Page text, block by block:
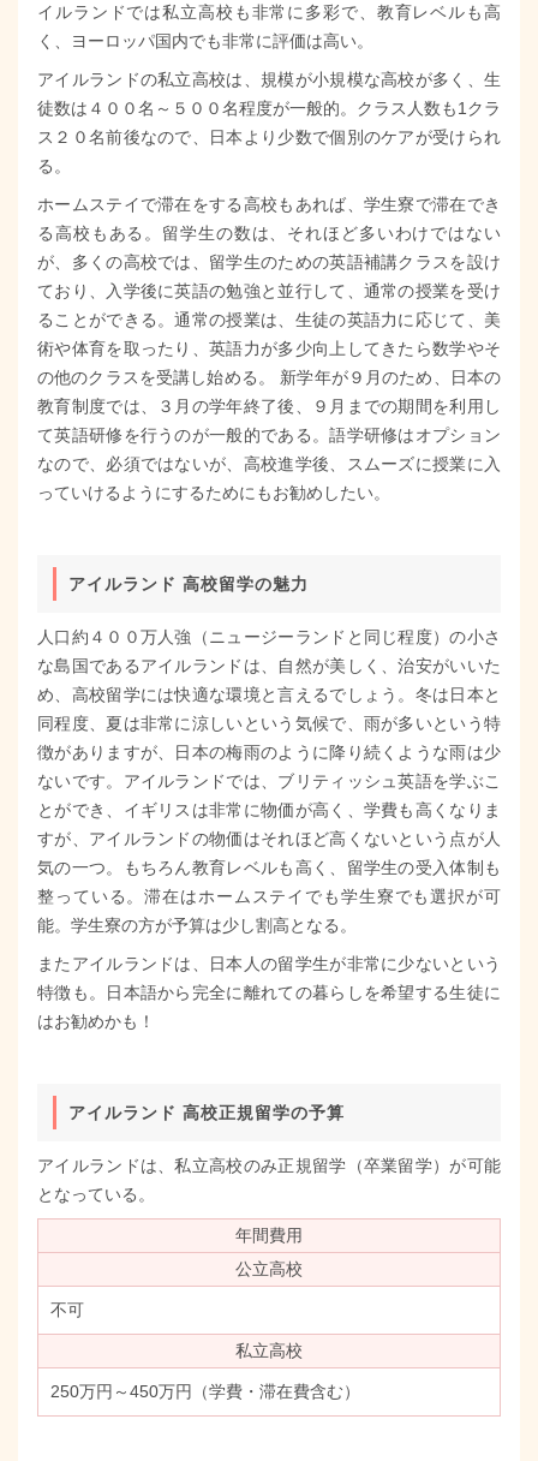
イルランドでは私立高校も非常に多彩で、教育レベルも高
く、ヨーロッパ国内でも非常に評価は高い。
アイルランドの私立高校は、規模が小規模な高校が多く、生
徒数は４００名～５００名程度が一般的。クラス人数も1クラ
ス２０名前後なので、日本より少数で個別のケアが受けられ
る。
ホームステイで滞在をする高校もあれば、学生寮で滞在でき
る高校もある。留学生の数は、それほど多いわけではない
が、多くの高校では、留学生のための英語補講クラスを設け
ており、入学後に英語の勉強と並行して、通常の授業を受け
ることができる。通常の授業は、生徒の英語力に応じて、美
術や体育を取ったり、英語力が多少向上してきたら数学やそ
の他のクラスを受講し始める。 新学年が９月のため、日本の
教育制度では、３月の学年終了後、９月までの期間を利用し
て英語研修を行うのが一般的である。語学研修はオプション
なので、必須ではないが、高校進学後、スムーズに授業に入
っていけるようにするためにもお勧めしたい。
アイルランド 高校留学の魅力
人口約４００万人強（ニュージーランドと同じ程度）の小さ
な島国であるアイルランドは、自然が美しく、治安がいいた
め、高校留学には快適な環境と言えるでしょう。冬は日本と
同程度、夏は非常に涼しいという気候で、雨が多いという特
徴がありますが、日本の梅雨のように降り続くような雨は少
ないです。アイルランドでは、ブリティッシュ英語を学ぶこ
とができ、イギリスは非常に物価が高く、学費も高くなりま
すが、アイルランドの物価はそれほど高くないという点が人
気の一つ。もちろん教育レベルも高く、留学生の受入体制も
整っている。滞在はホームステイでも学生寮でも選択が可
能。学生寮の方が予算は少し割高となる。
またアイルランドは、日本人の留学生が非常に少ないという
特徴も。日本語から完全に離れての暮らしを希望する生徒に
はお勧めかも！
アイルランド 高校正規留学の予算
アイルランドは、私立高校のみ正規留学（卒業留学）が可能
となっている。
年間費用
公立高校
不可
私立高校
250万円～450万円（学費・滞在費含む）